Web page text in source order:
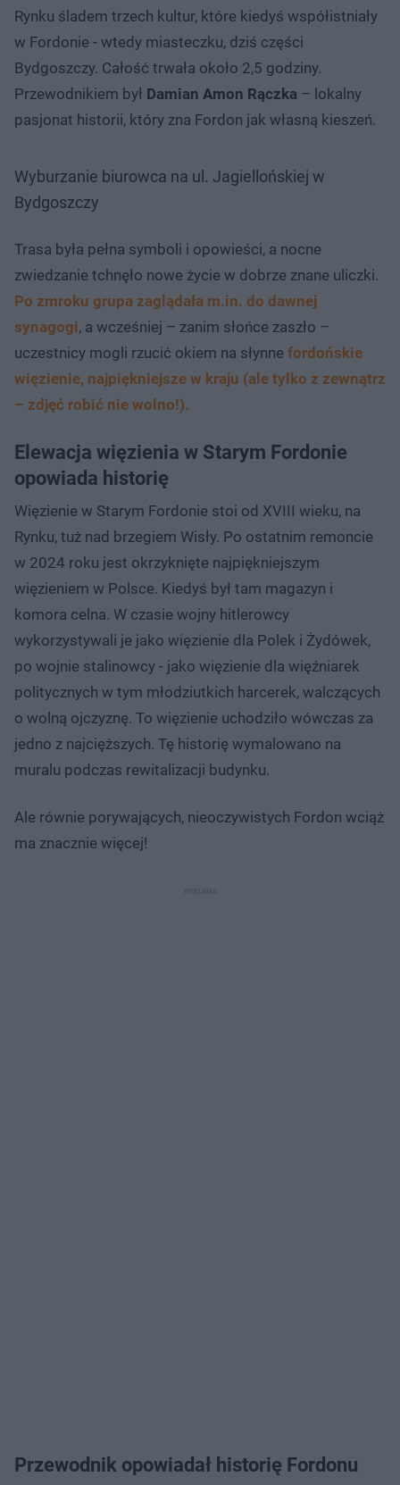
Rynku śladem trzech kultur, które kiedyś współistniały
w Fordonie - wtedy miasteczku, dziś części
Bydgoszczy. Całość trwała około 2,5 godziny.
Przewodnikiem był Damian Amon Rączka – lokalny
pasjonat historii, który zna Fordon jak własną kieszeń.
Wyburzanie biurowca na ul. Jagiellońskiej w
Bydgoszczy
Trasa była pełna symboli i opowieści, a nocne
zwiedzanie tchnęło nowe życie w dobrze znane uliczki.
Po zmroku grupa zaglądała m.in. do dawnej
synagogi, a wcześniej – zanim słońce zaszło –
uczestnicy mogli rzucić okiem na słynne fordońskie
więzienie, najpiękniejsze w kraju (ale tylko z zewnątrz
– zdjęć robić nie wolno!).
Elewacja więzienia w Starym Fordonie
opowiada historię
Więzienie w Starym Fordonie stoi od XVIII wieku, na
Rynku, tuż nad brzegiem Wisły. Po ostatnim remoncie
w 2024 roku jest okrzyknięte najpiękniejszym
więzieniem w Polsce. Kiedyś był tam magazyn i
komora celna. W czasie wojny hitlerowcy
wykorzystywali je jako więzienie dla Polek i Żydówek,
po wojnie stalinowcy - jako więzienie dla więźniarek
politycznych w tym młodziutkich harcerek, walczących
o wolną ojczyznę. To więzienie uchodziło wówczas za
jedno z najcięższych. Tę historię wymalowano na
muralu podczas rewitalizacji budynku.
Ale równie porywających, nieoczywistych Fordon wciąż
ma znacznie więcej!
Przewodnik opowiadał historię Fordonu